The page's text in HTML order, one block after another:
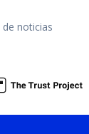
noticias